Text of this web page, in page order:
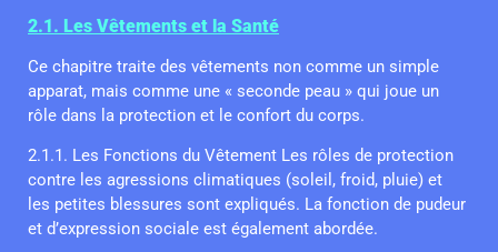
2.1. Les Vêtements et la Santé
Ce chapitre traite des vêtements non comme un simple
apparat, mais comme une « seconde peau » qui joue un
rôle dans la protection et le confort du corps.
2.1.1. Les Fonctions du Vêtement Les rôles de protection
contre les agressions climatiques (soleil, froid, pluie) et
les petites blessures sont expliqués. La fonction de pudeur
et d’expression sociale est également abordée.